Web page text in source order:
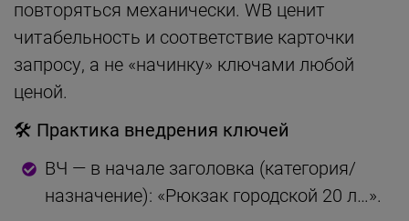
повторяться механически. WB ценит
читабельность и соответствие карточки
запросу, а не «начинку» ключами любой
ценой.
🛠 Практика внедрения ключей
ВЧ — в начале заголовка (категория/
назначение): «Рюкзак городской 20 л…».